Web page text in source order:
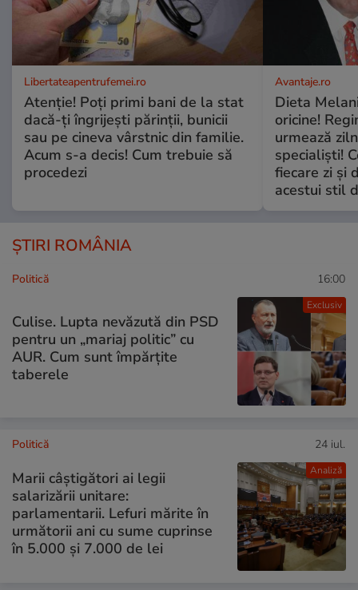
Libertateapentrufemei.ro
Atenție! Poți primi bani de la stat
dacă-ți îngrijești părinții, bunicii
sau pe cineva vârstnic din familie.
Acum s-a decis! Cum trebuie să
procedezi
Avantaje.ro
Dieta
oricine!
urmează
specialiști!
fiecare zi și
acestui stil
ȘTIRI ROMÂNIA
Exclusiv
Politică 16:00
Culise. Lupta nevăzută din PSD
pentru un „mariaj politic” cu
AUR. Cum sunt împărțite
taberele
Analiză
Politică 24 iul.
Marii câștigători ai legii
salarizării unitare:
parlamentarii. Lefuri mărite în
următorii ani cu sume cuprinse
în 5.000 și 7.000 de lei